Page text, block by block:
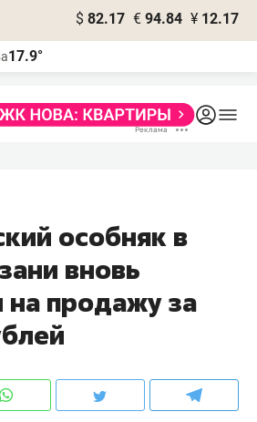
$ 82.17 € 94.84 ¥ 12.17
17.9°
особняк в
вновь
на продажу за